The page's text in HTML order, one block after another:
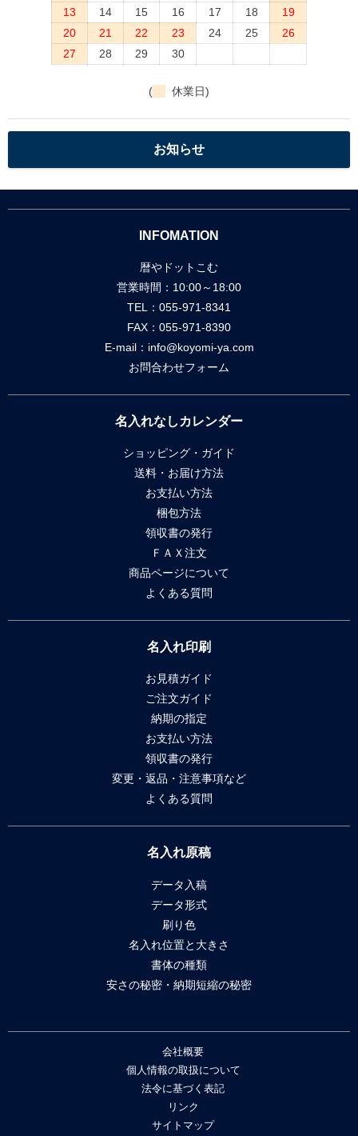
13
14 15 16 17 18
19
20
21 22 23 24 25
26
27
28 29 30
( 休業日)
お知らせ
INFOMATION
暦やドットこむ
営業時間：10:00～18:00
TEL：055-971-8341
FAX：055-971-8390
E-mail： info@koyomi-ya.com
お問合わせフォーム
名入れなしカレンダー
ショッピング・ガイド
送料・お届け方法
お支払い方法
梱包方法
領収書の発行
ＦＡＸ注文
商品ページについて
よくある質問
名入れ印刷
お見積ガイド
ご注文ガイド
納期の指定
お支払い方法
領収書の発行
変更・返品・注意事項など
よくある質問
名入れ原稿
データ入稿
データ形式
刷り色
名入れ位置と大きさ
書体の種類
安さの秘密・納期短縮の秘密
会社概要
個人情報の取扱について
法令に基づく表記
リンク
サイトマップ